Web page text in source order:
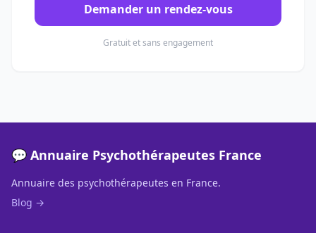
Demander un rendez-vous
Gratuit et sans engagement
💬 Annuaire Psychothérapeutes France
Annuaire des psychothérapeutes en France.
Blog →